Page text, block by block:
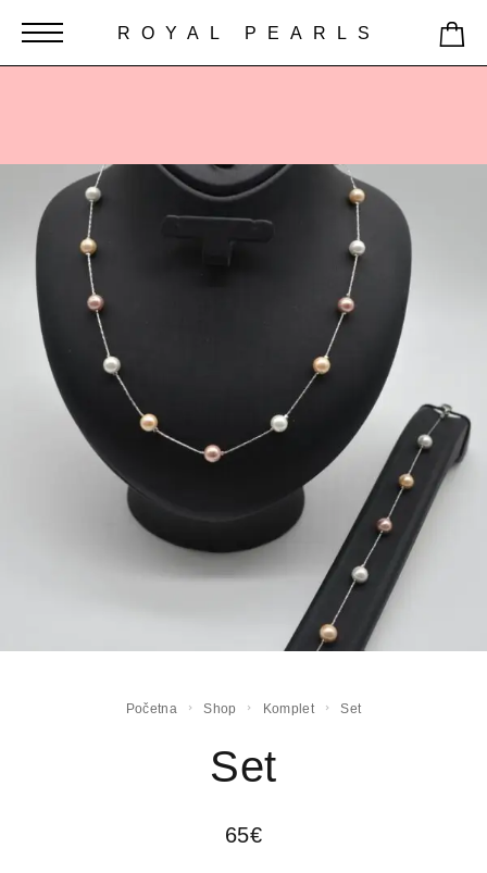
ROYAL PEARLS
Početna Shop Komplet Set
Set
65€